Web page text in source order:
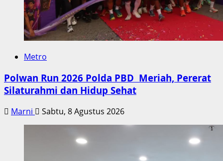
Metro
Polwan Run 2026 Polda PBD Meriah, Pererat
Silaturahmi dan Hidup Sehat
Marni Sabtu, 8 Agustus 2026